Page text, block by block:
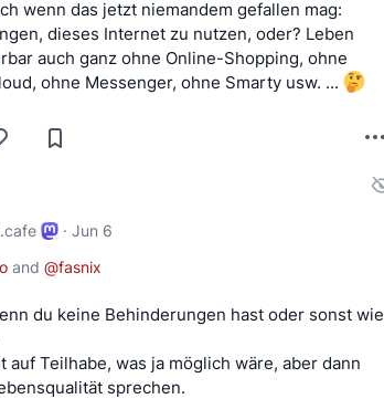
wenn das jetzt niemandem gefallen mag:
dieses Internet zu nutzen, oder? Leben
auch ganz ohne Online-Shopping, ohne
ohne Messenger, ohne Smarty usw. ...
· Jun 6
and @fasnix
du keine Behinderungen hast oder sonst wie
auf Teilhabe, was ja möglich wäre, aber dann
sprechen.